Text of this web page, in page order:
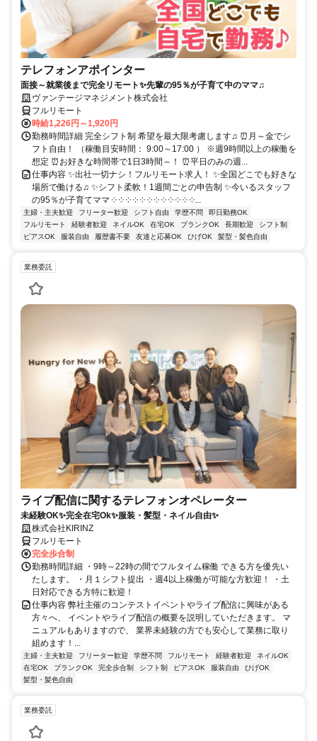
テレフォンアポインター
面接～就業後まで完全リモート✨先輩の95％が子育て中のママ♫
ヴァンテージマネジメント株式会社
フルリモート
時給1,226円～1,920円
勤務時間詳細 完全シフト制 希望を最大限考慮します♫ ⏰月～金でシ
フト自由！ （稼働目安時間： 9:00～17:00 ） ※週9時間以上の稼働を
想定 ⏰お好きな時間帯で1日3時間～！ ⏰平日のみの週...
仕事内容 ✨出社一切ナシ！フルリモート求人！ ✨全国どこでも好きな
場所で働ける♫ ✨シフト柔軟！1週間ごとの申告制 ✨今いるスタッフ
の95％が子育てママ ༶ ༶ ༶ ༶ ༶ ༶ ༶ ༶ ༶ ༶ ༶ ༶...
主婦・主夫歓迎 フリーター歓迎 シフト自由 学歴不問
即日勤務OK
フルリモート
経験者歓迎 ネイルOK 在宅OK ブランクOK 長期歓迎
シフト制
ピアスOK
服装自由 履歴書不要 友達と応募OK ひげOK 髪型・髪色自由
業務委託
ライブ配信に関するテレフォンオペレーター
未経験OK✨完全在宅Ok✨服装・髪型・ネイル自由✨
株式会社KIRINZ
フルリモート
完全歩合制
勤務時間詳細 ・9時～22時の間でフルタイム稼働 できる方を優先い
たします。 ・月１シフト提出 ・週4以上稼働が可能な方歓迎！ ・土
日対応できる方特に歓迎！
仕事内容 弊社主催のコンテストイベントやライブ配信に興味がある
方々へ、 イベントやライブ配信の概要を説明していただきます。 マ
ニュアルもありますので、 業界未経験の方でも安心して業務に取り
組めます！...
主婦・主夫歓迎 フリーター歓迎 学歴不問 フルリモート 経験者歓迎
ネイルOK
在宅OK
ブランクOK 完全歩合制 シフト制 ピアスOK 服装自由
ひげOK
髪型・髪色自由
業務委託